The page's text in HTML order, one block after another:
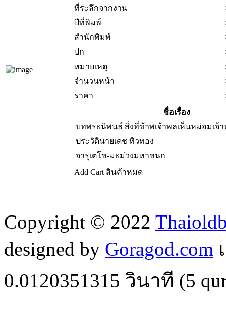
ที่ระลึกจากงาน
ปีที่พิมพ์
สำนักพิมพ์
ปก
หมายเหตุ
จำนวนหน้า
ราคา
ชื่อเรื่อง
บทพระนิพนธ์ สิ่งที่ข้าพเจ้าพลเห็นหม่อมเจ้
ประวัตินายเดช ทิวทอง
จารุเตโช-มะม่วงมหาชนก
Add Cart สินค้าหมด
Copyright © 2022
designed by Goragod.com
0.0120351315 วินาที (5